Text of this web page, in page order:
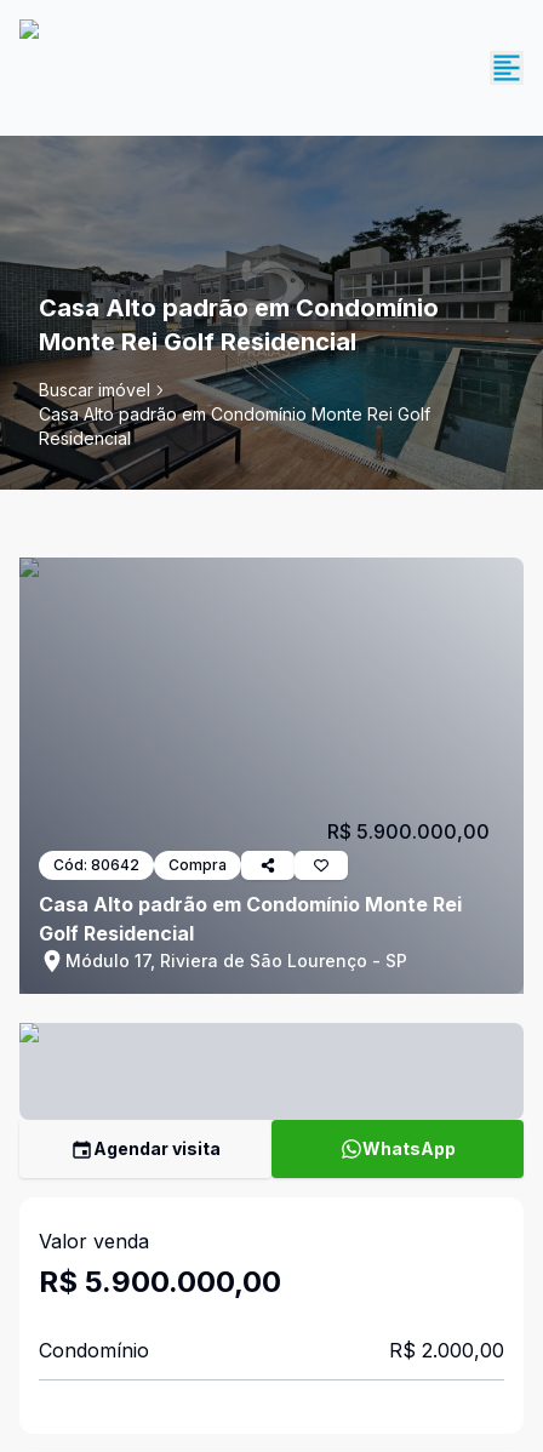
Casa Alto padrão em Condomínio
Monte Rei Golf Residencial
Buscar imóvel
Casa Alto padrão em Condomínio Monte Rei Golf
Residencial
Cód: 80642 Compra
Casa Alto padrão em Condomínio Monte Rei
Golf Residencial
Módulo 17, Riviera de São Lourenço - SP
R$ 5.900.000,00
Agendar visita WhatsApp
Valor venda
R$ 5.900.000,00
Condomínio R$ 2.000,00